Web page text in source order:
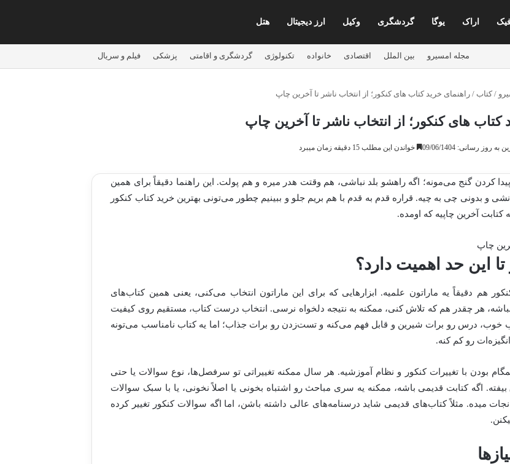
اراک یوگا گردشگری وکیل ارز دیجیتال هتل
مجله امسیرو بین الملل اقتصادی خانواده تکنولوژی گردشگری و اقامتی پزشکی فیلم و سریال
/ کتاب / راهنمای خرید کتاب های کنکور؛ از انتخاب ناشر تا آخرین چاپ
کتاب های کنکور؛ از انتخاب ناشر تا آخرین چاپ
به روز رسانی: 09/06/1404 خواندن این مطلب 15 دقیقه زمان میبرد
کردن گنج می‌مونه؛ اگه راهشو بلد نباشی، هم وقتت هدر میره و هم پولت. این راهنما دقیقاً برای همین
و بدونی چی به چیه. قراره قدم به قدم با هم بریم جلو و ببینیم چطور می‌تونی بهترین خرید کتاب کنکور
آخرین چاپیه که اومده.
این حد اهمیت دارد؟
هم دقیقاً یه ماراتون علمیه. ابزارهایی که برای این ماراتون انتخاب می‌کنی، یعنی همین کتاب‌های
هر چقدر هم که تلاش کنی، ممکنه به نتیجه دلخواه نرسی. انتخاب درست کتاب، مستقیم روی کیفیت
خوب، درس رو برات شیرین و قابل فهم می‌کنه و تست‌زدن رو برات جذاب؛ اما یه کتاب نامناسب می‌تونه
رو کم کنه.
بودن با تغییرات کنکور و نظام آموزشیه. هر سال ممکنه تغییراتی تو سرفصل‌ها، نوع سوالات یا حتی
اگه کتابت قدیمی باشه، ممکنه یه سری مباحث رو اشتباه بخونی یا اصلاً نخونی، یا با سبک سوالات
میده. مثلاً کتاب‌های قدیمی شاید درسنامه‌های عالی داشته باشن، اما اگه سوالات کنکور تغییر کرده